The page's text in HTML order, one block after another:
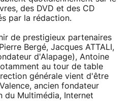
des DVD et des CD
par la rédaction.
de prestigieux partenaires
Bergé, Jacques ATTALI,
d'Alapage), Antoine
au tour de table
générale vient d'être
ancien fondateur
du Multimédia, Internet